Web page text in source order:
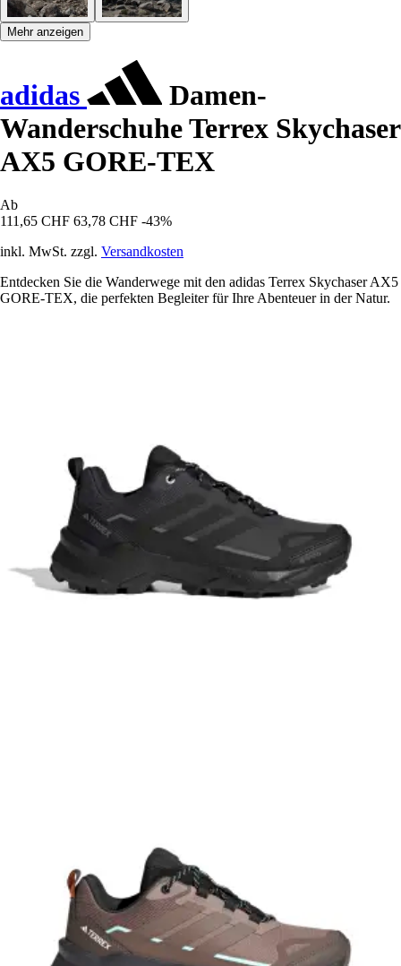
Mehr anzeigen
adidas
Damen-
Wanderschuhe Terrex Skychaser
AX5 GORE-TEX
Ab
111,65 CHF 63,78 CHF -43%
inkl. MwSt. zzgl. Versandkosten
Entdecken Sie die Wanderwege mit den adidas Terrex Skychaser AX5
GORE-TEX, die perfekten Begleiter für Ihre Abenteuer in der Natur.